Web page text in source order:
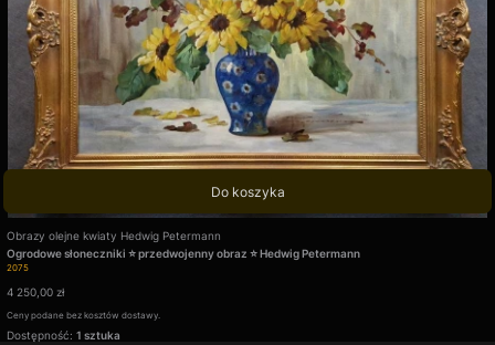
Do koszyka
Kod produktu
2075
Ogrodowe słoneczniki ⭐ przedwojenny obraz ⭐ Hedwig Petermann
Producent
Obrazy olejne kwiaty Hedwig Petermann
Cena
4 250,00 zł
Ceny podane bez kosztów dostawy.
Dostępność: 1 sztuka